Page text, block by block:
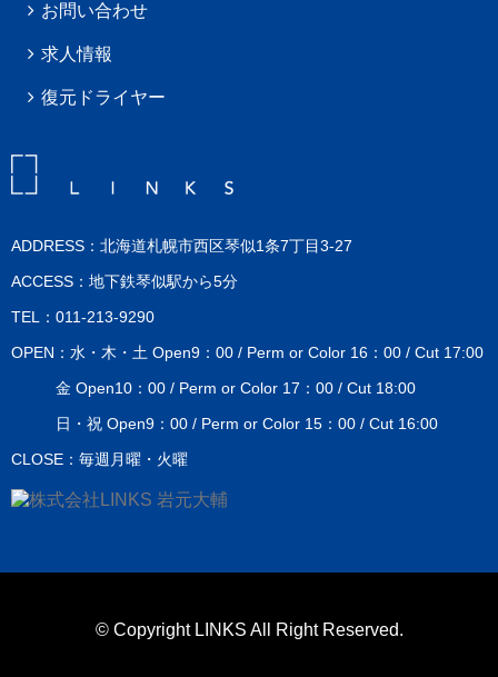
お問い合わせ
求人情報
復元ドライヤー
ADDRESS：北海道札幌市西区琴似1条7丁目3-27
ACCESS：地下鉄琴似駅から5分
TEL：011-213-9290
OPEN：水・木・土 Open9：00 / Perm or Color 16：00 / Cut 17:00
金 Open10：00 / Perm or Color 17：00 / Cut 18:00
日・祝 Open9：00 / Perm or Color 15：00 / Cut 16:00
CLOSE：毎週月曜・火曜
© Copyright LINKS All Right Reserved.